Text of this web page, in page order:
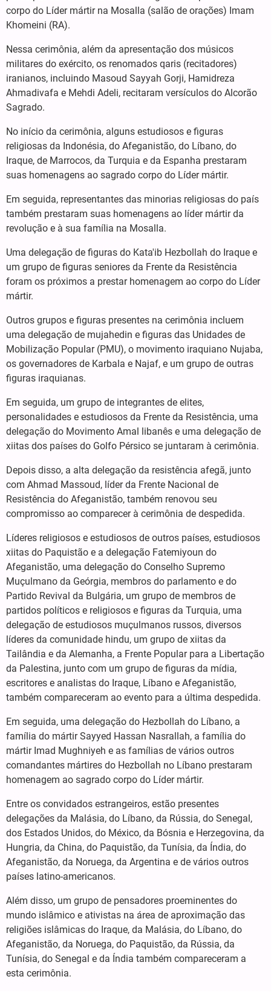
corpo do Líder mártir na Mosalla (salão de orações) Imam
Khomeini (RA).
Nessa cerimônia, além da apresentação dos músicos
militares do exército, os renomados qaris (recitadores)
iranianos, incluindo Masoud Sayyah Gorji, Hamidreza
Ahmadivafa e Mehdi Adeli, recitaram versículos do Alcorão
Sagrado.
No início da cerimônia, alguns estudiosos e figuras
religiosas da Indonésia, do Afeganistão, do Líbano, do
Iraque, de Marrocos, da Turquia e da Espanha prestaram
suas homenagens ao sagrado corpo do Líder mártir.
Em seguida, representantes das minorias religiosas do país
também prestaram suas homenagens ao líder mártir da
revolução e à sua família na Mosalla.
Uma delegação de figuras do Kata'ib Hezbollah do Iraque e
um grupo de figuras seniores da Frente da Resistência
foram os próximos a prestar homenagem ao corpo do Líder
mártir.
Outros grupos e figuras presentes na cerimônia incluem
uma delegação de mujahedin e figuras das Unidades de
Mobilização Popular (PMU), o movimento iraquiano Nujaba,
os governadores de Karbala e Najaf, e um grupo de outras
figuras iraquianas.
Em seguida, um grupo de integrantes de elites,
personalidades e estudiosos da Frente da Resistência, uma
delegação do Movimento Amal libanês e uma delegação de
xiitas dos países do Golfo Pérsico se juntaram à cerimônia.
Depois disso, a alta delegação da resistência afegã, junto
com Ahmad Massoud, líder da Frente Nacional de
Resistência do Afeganistão, também renovou seu
compromisso ao comparecer à cerimônia de despedida.
Líderes religiosos e estudiosos de outros países, estudiosos
xiitas do Paquistão e a delegação Fatemiyoun do
Afeganistão, uma delegação do Conselho Supremo
Muçulmano da Geórgia, membros do parlamento e do
Partido Revival da Bulgária, um grupo de membros de
partidos políticos e religiosos e figuras da Turquia, uma
delegação de estudiosos muçulmanos russos, diversos
líderes da comunidade hindu, um grupo de xiitas da
Tailândia e da Alemanha, a Frente Popular para a Libertação
da Palestina, junto com um grupo de figuras da mídia,
escritores e analistas do Iraque, Líbano e Afeganistão,
também compareceram ao evento para a última despedida.
Em seguida, uma delegação do Hezbollah do Líbano, a
família do mártir Sayyed Hassan Nasrallah, a família do
mártir Imad Mughniyeh e as famílias de vários outros
comandantes mártires do Hezbollah no Líbano prestaram
homenagem ao sagrado corpo do Líder mártir.
Entre os convidados estrangeiros, estão presentes
delegações da Malásia, do Líbano, da Rússia, do Senegal,
dos Estados Unidos, do México, da Bósnia e Herzegovina, da
Hungria, da China, do Paquistão, da Tunísia, da Índia, do
Afeganistão, da Noruega, da Argentina e de vários outros
países latino-americanos.
Além disso, um grupo de pensadores proeminentes do
mundo islâmico e ativistas na área de aproximação das
religiões islâmicas do Iraque, da Malásia, do Líbano, do
Afeganistão, da Noruega, do Paquistão, da Rússia, da
Tunísia, do Senegal e da Índia também compareceram a
esta cerimônia.